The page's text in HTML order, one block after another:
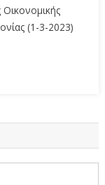
(1-3-2023)